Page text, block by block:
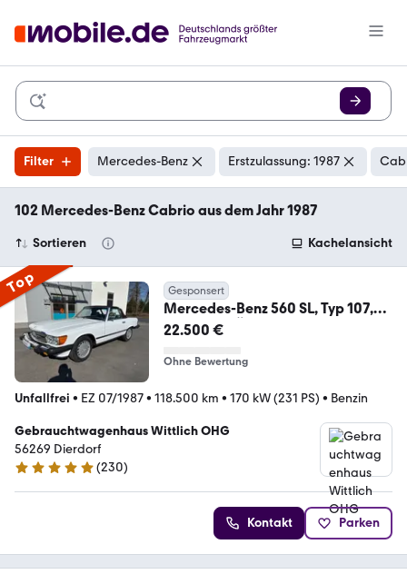
Filter Mercedes-Benz Erstzulassung: 1987
102 Mercedes-Benz Cabrio aus dem Jahr 1987
Sortieren Kachelansicht
Top Gesponsert
Mercedes-Benz 560 SL, Typ 107,
Hardtop, TÜV neu
22.500 €
Ohne Bewertung
Unfallfrei • EZ 07/1987• 118.500 km • 170 kW (231 PS) • Benzin
Gebrauchtwagenhaus Wittlich OHG
56269 Dierdorf
5 Sterne
(230)
Kontakt Parken